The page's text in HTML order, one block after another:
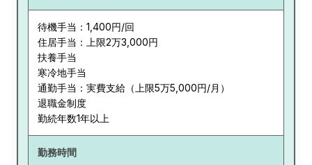
待機手当：1,400円/回
住居手当：上限2万3,000円
扶養手当
寒冷地手当
通勤手当：実費支給（上限5万5,000円/月）
退職金制度
勤続年数1年以上
勤務時間